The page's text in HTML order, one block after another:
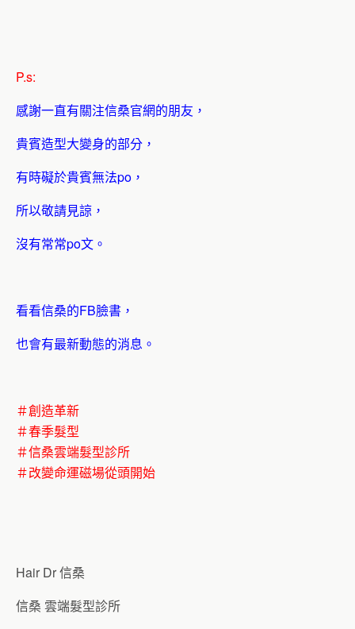
P.s:
感謝一直有關注信桑官網的朋友，
貴賓造型大變身的部分，
有時礙於貴賓無法po，
所以敬請見諒，
沒有常常po文。
看看信桑的FB臉書，
也會有最新動態的消息。
＃創造革新
＃春季髮型
＃信桑雲端髮型診所
＃改變命運磁場從頭開始
Hair Dr 信桑
信桑 雲端髮型診所